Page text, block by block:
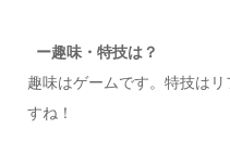
ー趣味・特技は？
趣味はゲームです。特技は
すね！